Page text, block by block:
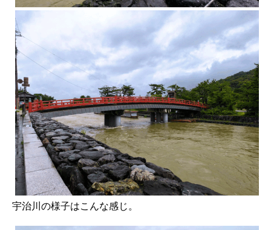
宇治川の様子はこんな感じ。